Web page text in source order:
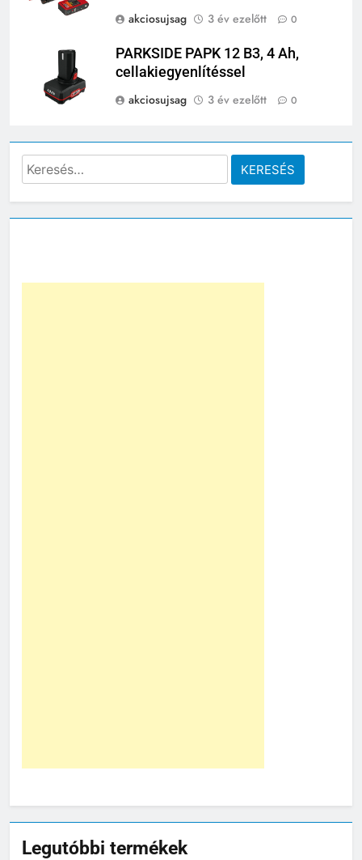
akciosujsag
3 év ezelőtt 0
PARKSIDE PAPK 12 B3, 4 Ah,
cellakiegyenlítéssel
akciosujsag
3 év ezelőtt 0
Keresés:
Legutóbbi termékek